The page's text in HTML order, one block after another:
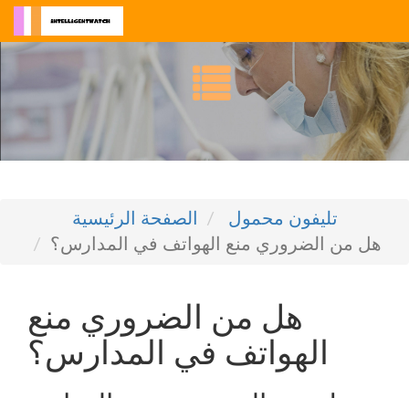
الصفحة الرئيسية
تليفون محمول
هل من الضروري منع الهواتف في المدارس؟
هل من الضروري منع
الهواتف في المدارس؟